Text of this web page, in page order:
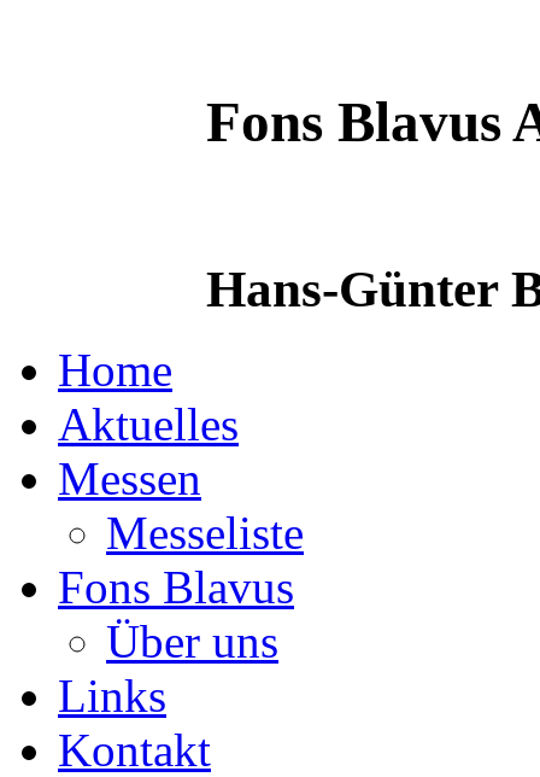
Fons Blavus
Hans-Günter
Home
Aktuelles
Messen
Messeliste
Fons Blavus
Über uns
Links
Kontakt